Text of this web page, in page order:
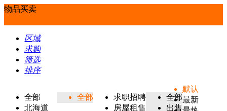
物品买卖
区域
求购
筛选
排序
全部
北海道
全部
求职招聘
房屋租售
全部
出售
默认
最新